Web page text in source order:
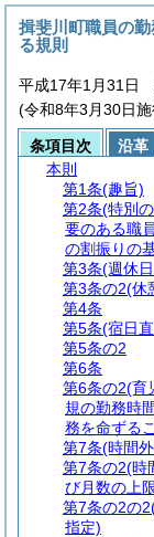
揖斐川町職員の
る規則
平成17年1月31日
(令和8年3月30日施
条項目次
沿革
本則
第1条(趣旨)
第2条(特別
要のある職
の割振りの
第3条(週休
第3条の2(休
第4条
第5条(宿日
第5条の2
第6条
第6条の2(育
規の勤務時
務を命ずる
第7条(時間
第7条の2(時
び月数の上
第7条の2の2
指定)